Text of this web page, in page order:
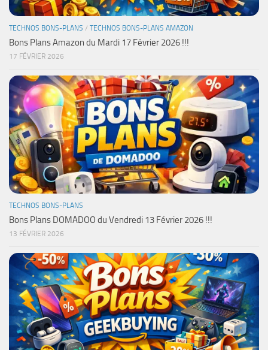
TECHNOS BONS-PLANS / TECHNOS BONS-PLANS AMAZON
Bons Plans Amazon du Mardi 17 Février 2026 !!!
17 FÉVRIER 2026
TECHNOS BONS-PLANS
Bons Plans DOMADOO du Vendredi 13 Février 2026 !!!
13 FÉVRIER 2026